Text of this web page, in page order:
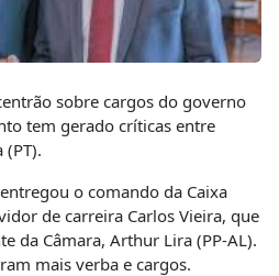
sobre cargos do governo
tem gerado críticas entre
o comando da Caixa
de carreira Carlos Vieira, que
da Câmara, Arthur Lira (PP-AL).
mais verba e cargos.